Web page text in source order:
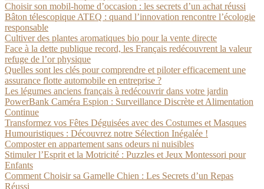
Choisir son mobil-home d’occasion : les secrets d’un achat réussi
Bâton télescopique ATEQ : quand l’innovation rencontre l’écologie
responsable
Cultiver des plantes aromatiques bio pour la vente directe
Face à la dette publique record, les Français redécouvrent la valeur
refuge de l’or physique
Quelles sont les clés pour comprendre et piloter efficacement une
assurance flotte automobile en entreprise ?
Les légumes anciens français à redécouvrir dans votre jardin
PowerBank Caméra Espion : Surveillance Discrète et Alimentation
Continue
Transformez vos Fêtes Déguisées avec des Costumes et Masques
Humouristiques : Découvrez notre Sélection Inégalée !
Composter en appartement sans odeurs ni nuisibles
Stimuler l’Esprit et la Motricité : Puzzles et Jeux Montessori pour
Enfants
Comment Choisir sa Gamelle Chien : Les Secrets d’un Repas
Réussi